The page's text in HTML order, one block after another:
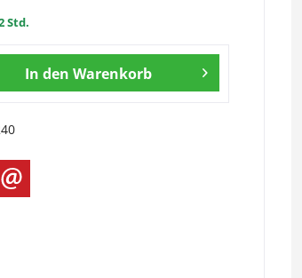
Std.
In den Warenkorb